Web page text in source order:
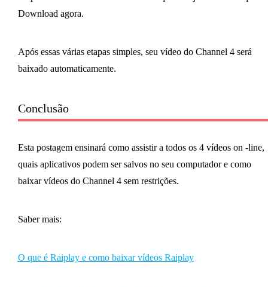
Download agora.
Após essas várias etapas simples, seu vídeo do Channel 4 será
baixado automaticamente.
Conclusão
Esta postagem ensinará como assistir a todos os 4 vídeos on -line,
quais aplicativos podem ser salvos no seu computador e como
baixar vídeos do Channel 4 sem restrições.
Saber mais:
O que é Raiplay e como baixar vídeos Raiplay